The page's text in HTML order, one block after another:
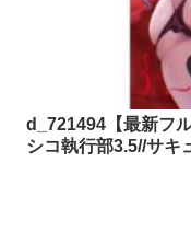
d_721494【最新フ
シコ執行部3.5//サキ